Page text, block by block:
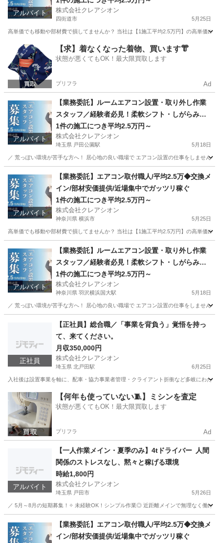
アルバイト 株式会社クレアシオン
四街道市 5月25日
高単価でも移動や部材費で損してませんか？ 当社は【1施工平均2.5万円】の高単価
千葉 四街道市 その他 近場
【求】着なくなった着物、買います👘
状態が悪くてもOK！最大限買取します
プリフラ Ad
アルバイト
【業務委託】ルームエアコン設置・取り外し作業
スタッフ／経験者必見！柔軟シフト・しがらみな
し。部材安価＆移動距離考慮
1件の施工につき平均2.5万円～
株式会社クレアシオン
埼玉県 戸田公園駅 5月18日
／ 荒っぽい環境が苦手な方へ！ 居心地の良い職場で エアコン設置の仕事をしません
戸田公園駅 スタッフ
アルバイト
【業務委託】エアコン取付職人/平均2.5万◆交換メ
イン/部材安価提供/近場集中でガッツリ稼ぐ
1件の施工につき平均2.5万円～
株式会社クレアシオン
神奈川県 横浜市 5月25日
高単価でも移動や部材費で損してませんか？ 当社は【1施工平均2.5万円】の高単価
その他
アルバイト
【業務委託】ルームエアコン設置・取り外し作業
スタッフ／経験者必見！柔軟シフト・しがらみな
し。部材安価＆移動距離考慮
1件の施工につき平均2.5万円～
株式会社クレアシオン
神奈川県 羽沢横浜国大駅 5月18日
／ 荒っぽい環境が苦手な方へ！ 居心地の良い職場で エアコン設置の仕事をしません
羽沢横浜国大駅 その他 スタッフ
正社員
【正社員】総合職／「事業を背負う」覚悟を持っ
て、来てください。
月収350,000円
株式会社クレアシオン
埼玉県 北戸田駅 6月25日
入社後は設置事業を軸に、配車・協力事業者管理・クライアント折衝など多岐にわた
埼玉 戸田市 北戸田駅 その他
【何年も使っていない🧵】ミシンを査定
状態が悪くてもOK！最大限買取します
プリフラ Ad
アルバイト
【一人作業メイン・夏季のみ】4tドライバー 人間
関係のストレスなし、黙々と稼げる環境
時給1,800円
株式会社クレアシオン
埼玉県 戸田市 5月26日
／ 5月～8月の短期募集！✧ 未経験OK！シンプル作業◎ 近距離メインで無理なく働
ドライバー
【業務委託】エアコン取付職人/平均2.5万◆交換メ
イン/部材安価提供/近場集中でガッツリ稼ぐ